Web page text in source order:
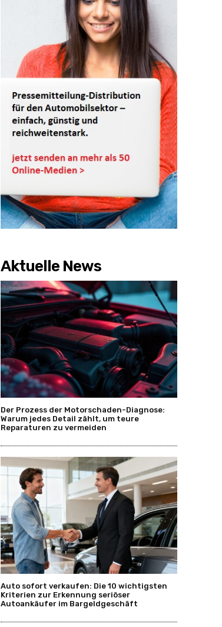
Aktuelle News
Der Prozess der Motorschaden-Diagnose:
Warum jedes Detail zählt, um teure
Reparaturen zu vermeiden
Auto sofort verkaufen: Die 10 wichtigsten
Kriterien zur Erkennung seriöser
Autoankäufer im Bargeldgeschäft